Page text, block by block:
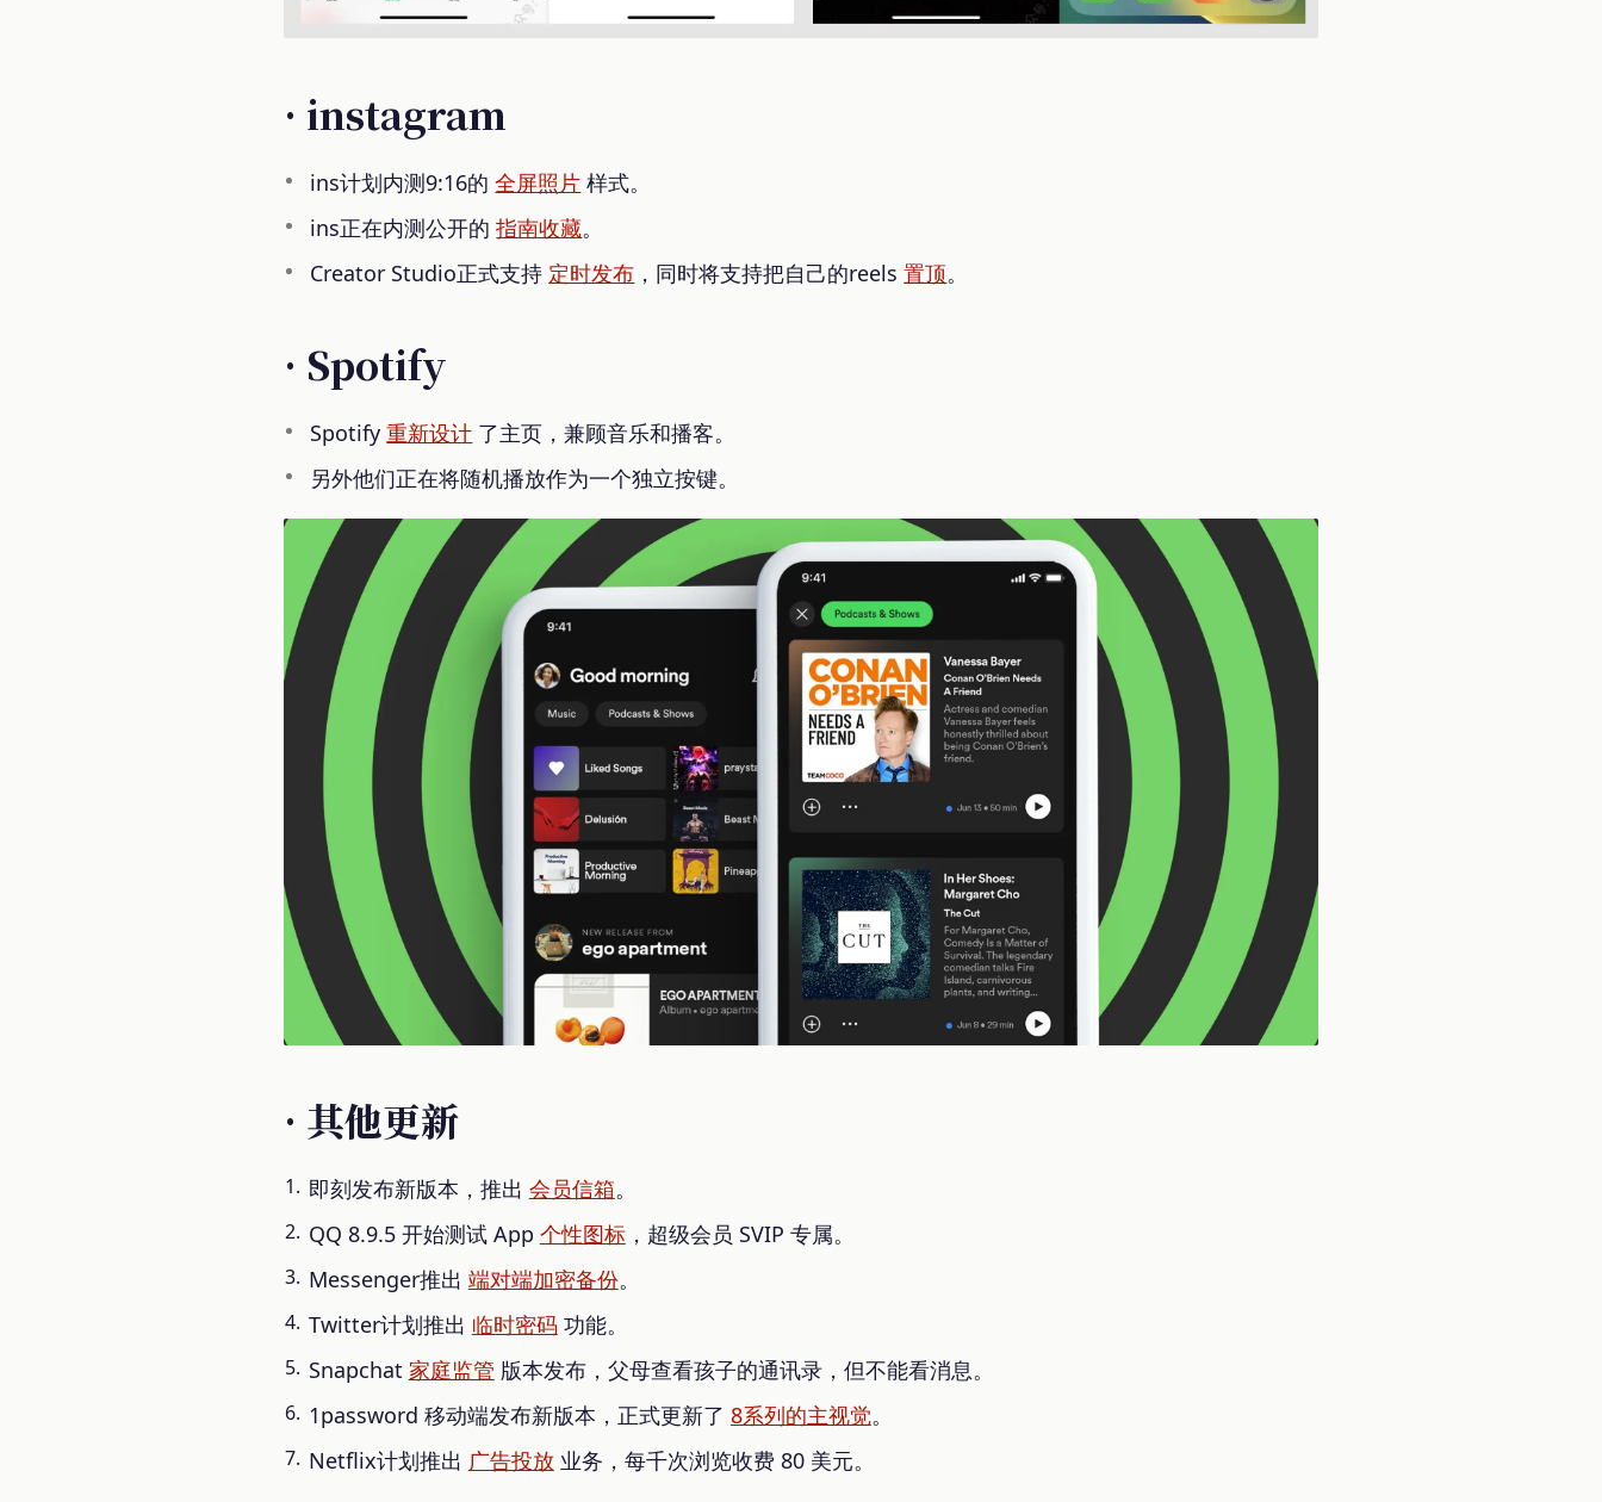
· instagram
ins计划内测9:16的全屏照片 样式。
ins正在内测公开的指南收藏。
Creator Studio正式支持 定时发布 ，同时将支持把自己的reels置顶。
· Spotify
Spotify重新设计 了主页，兼顾音乐和播客。
另外他们正在将随机播放作为一个独立按键。
· 其他更新
即刻发布新版本，推出 会员信箱。
QQ 8.9.5 开始测试 App 个性图标，超级会员 SVIP 专属。
Messenger推出 端对端加密备份。
Twitter计划推出 临时密码功能。
Snapchat 家庭监管 版本发布，父母查看孩子的通讯录，但不能看消息。
1password 移动端发布新版本，正式更新了 8系列的主视觉。
Netflix计划推出 广告投放 业务，每千次浏览收费 80 美元。